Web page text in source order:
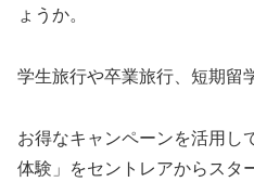
ょうか。
学生旅行や卒業旅行、短期留
お得なキャンペーンを活用し
体験」をセントレアからスタ